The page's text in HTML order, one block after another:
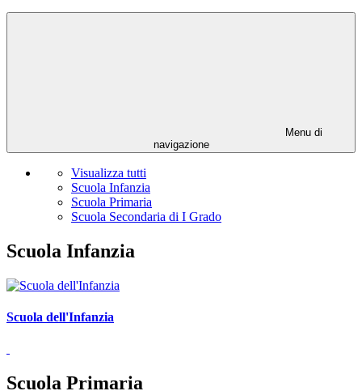
Menu di
navigazione
Visualizza tutti
Scuola Infanzia
Scuola Primaria
Scuola Secondaria di I Grado
Scuola Infanzia
Scuola dell'Infanzia
Scuola Primaria